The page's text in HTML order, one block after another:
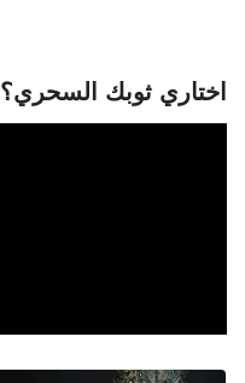
اختاري ثوبك السحري؟